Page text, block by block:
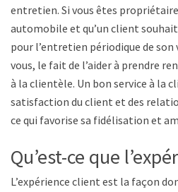
entretien. Si vous êtes propriétaire
automobile et qu’un client
pour l’entretien périodique de son
vous, le fait de l’aider à prendre
à la clientèle. Un bon service à la
satisfaction du client et des
ce qui favorise sa fidélisation et
Qu’est-ce que
L’expérience client est la façon